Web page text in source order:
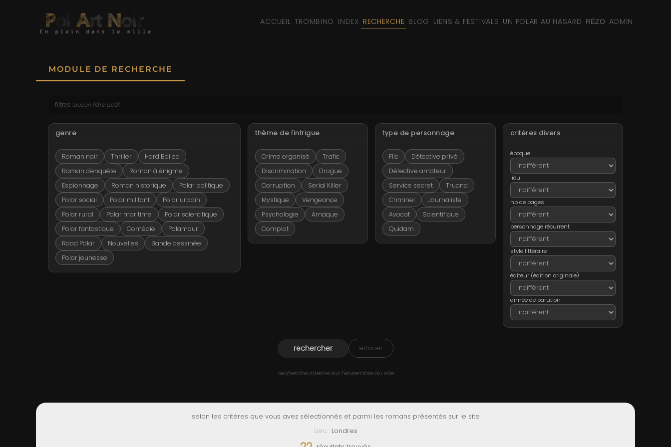
ACCUEIL TROMBINO INDEX RECHERCHE BLOG LIENS & FESTIVALS UN POLAR AU HASARD RÉZO ADMIN
MODULE DE RECHERCHE
filtres :aucun filtre actif
genre
Roman noir Thriller
Hard Boiled
Roman d'enquête
Roman à énigme
Espionnage
Roman historique
Polar politique
Polar social
Polar militant
Polar urbain
Polar rural
Polar maritime
Polar scientifique
Polar fantastique
Comédie
Polamour
Road Polar
Nouvelles
Bande dessinée
Polar jeunesse
thème de l'intrigue
Crime organisé
Trafic
Discrimination
Drogue
Corruption
Serial Killer
Mystique
Vengeance
Psychologie
Arnaque
Complot
type de personnage
Flic
Détective privé
Détective amateur
Service secret
Truand
Criminel
Journaliste
Avocat
Scientifique
Quidam
critères divers
époque
lieu
nb de pages
personnage récurrent
style littéraire
éditeur (édition originale)
année de parution
effacer
recherche interne sur l'ensemble du site
selon les critères que vous avez sélectionnés et parmi les romans présentés sur le site
Lieu :Londres